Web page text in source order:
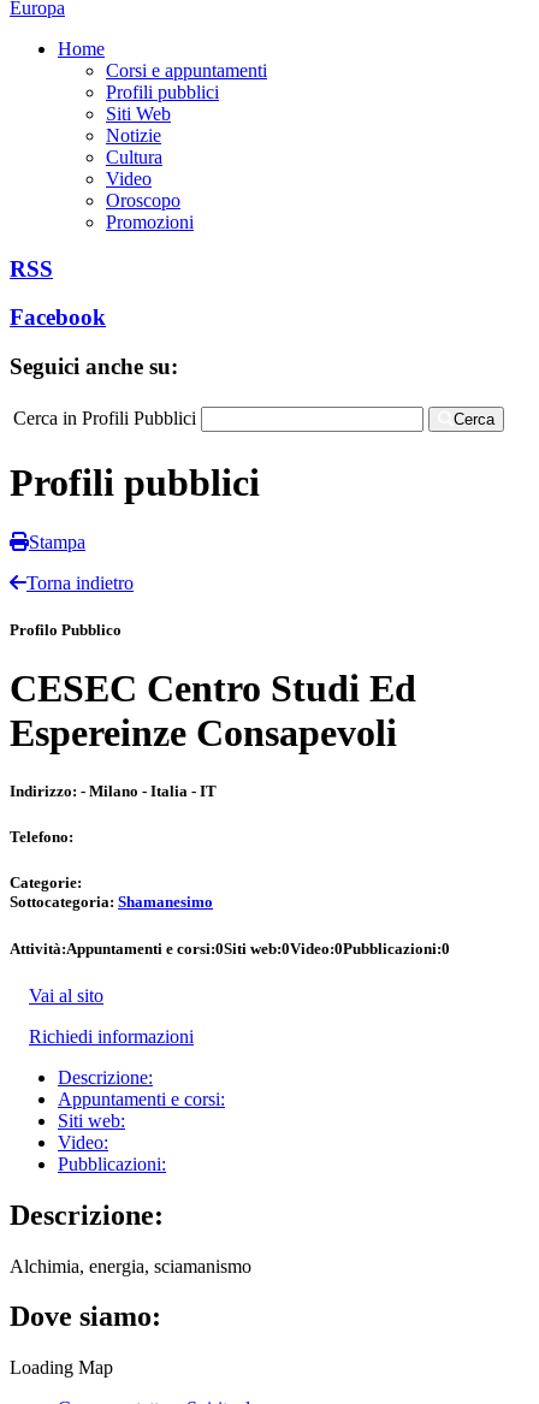
Home
Corsi e appuntamenti
Profili pubblici
Siti Web
Notizie
Cultura
Video
Oroscopo
Promozioni
RSS
Facebook
Seguici anche su:
Cerca in Profili Pubblici Cerca
Profili pubblici
Stampa
Torna indietro
Profilo Pubblico
CESEC Centro Studi Ed
Espereinze Consapevoli
Indirizzo: - Milano - Italia - IT
Telefono:
Categorie:
Sottocategoria: Shamanesimo
Attività:Appuntamenti e corsi:0Siti web:0Video:0Pubblicazioni:0
Vai al sito
Richiedi informazioni
Descrizione:
Appuntamenti e corsi:
Siti web:
Video:
Pubblicazioni:
Descrizione:
Alchimia, energia, sciamanismo
Dove siamo:
Loading Map